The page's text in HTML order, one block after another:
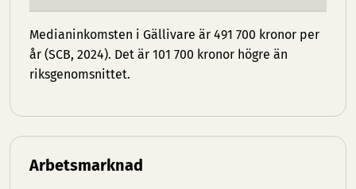
Medianinkomsten i Gällivare är 491 700 kronor per
år (SCB, 2024). Det är 101 700 kronor högre än
riksgenomsnittet.
Arbetsmarknad